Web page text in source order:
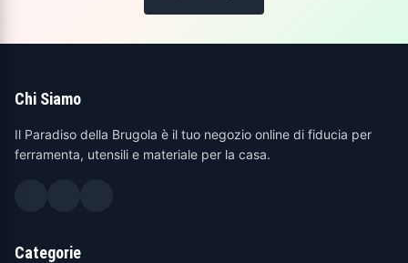
Chi Siamo
Il Paradiso della Brugola è il tuo negozio online di fiducia per
ferramenta, utensili e materiale per la casa.
Categorie